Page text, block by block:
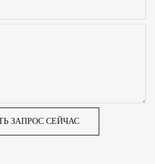
ЗАПРОС СЕЙЧАС